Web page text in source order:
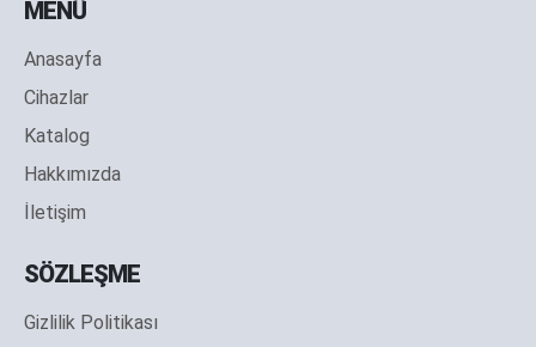
MENÜ
Anasayfa
Cihazlar
Katalog
Hakkımızda
İletişim
SÖZLEŞME
Gizlilik Politikası